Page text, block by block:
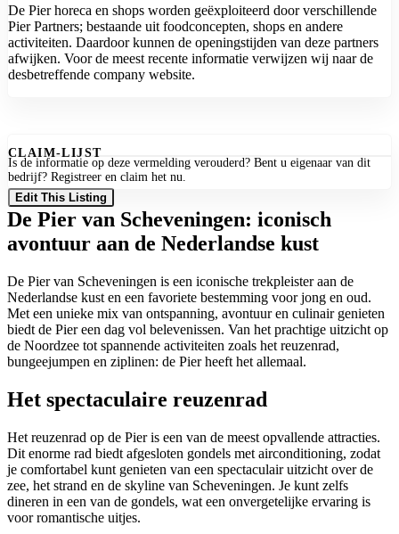
De Pier horeca en shops worden geëxploiteerd door verschillende
Pier Partners; bestaande uit foodconcepten, shops en andere
activiteiten. Daardoor kunnen de openingstijden van deze partners
afwijken. Voor de meest recente informatie verwijzen wij naar de
desbetreffende company website.
CLAIM-LIJST
Is de informatie op deze vermelding verouderd? Bent u eigenaar van dit
bedrijf? Registreer en claim het nu.
Edit This Listing
De Pier van Scheveningen: iconisch
avontuur aan de Nederlandse kust
De Pier van Scheveningen is een iconische trekpleister aan de
Nederlandse kust en een favoriete bestemming voor jong en oud.
Met een unieke mix van ontspanning, avontuur en culinair genieten
biedt de Pier een dag vol belevenissen. Van het prachtige uitzicht op
de Noordzee tot spannende activiteiten zoals het reuzenrad,
bungeejumpen en ziplinen: de Pier heeft het allemaal.
Het spectaculaire reuzenrad
Het reuzenrad op de Pier is een van de meest opvallende attracties.
Dit enorme rad biedt afgesloten gondels met airconditioning, zodat
je comfortabel kunt genieten van een spectaculair uitzicht over de
zee, het strand en de skyline van Scheveningen. Je kunt zelfs
dineren in een van de gondels, wat een onvergetelijke ervaring is
voor romantische uitjes.